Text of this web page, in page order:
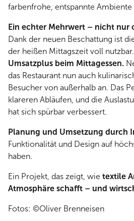
farbenfrohe, entspannte Ambiente
Ein echter Mehrwert – nicht nur
Dank der neuen Beschattung ist
der heißen Mittagszeit voll
Umsatzplus beim Mittagessen.
das Restaurant nun auch
Besucher von außerhalb an. Das
klareren Abläufen, und die
hat sich spürbar verbessert.
Planung und Umsetzung durch
Funktionalität und Design auf
haben.
Ein Projekt, das zeigt, wie textile
Atmosphäre schafft – und
Fotos: ©Oliver Brenneisen